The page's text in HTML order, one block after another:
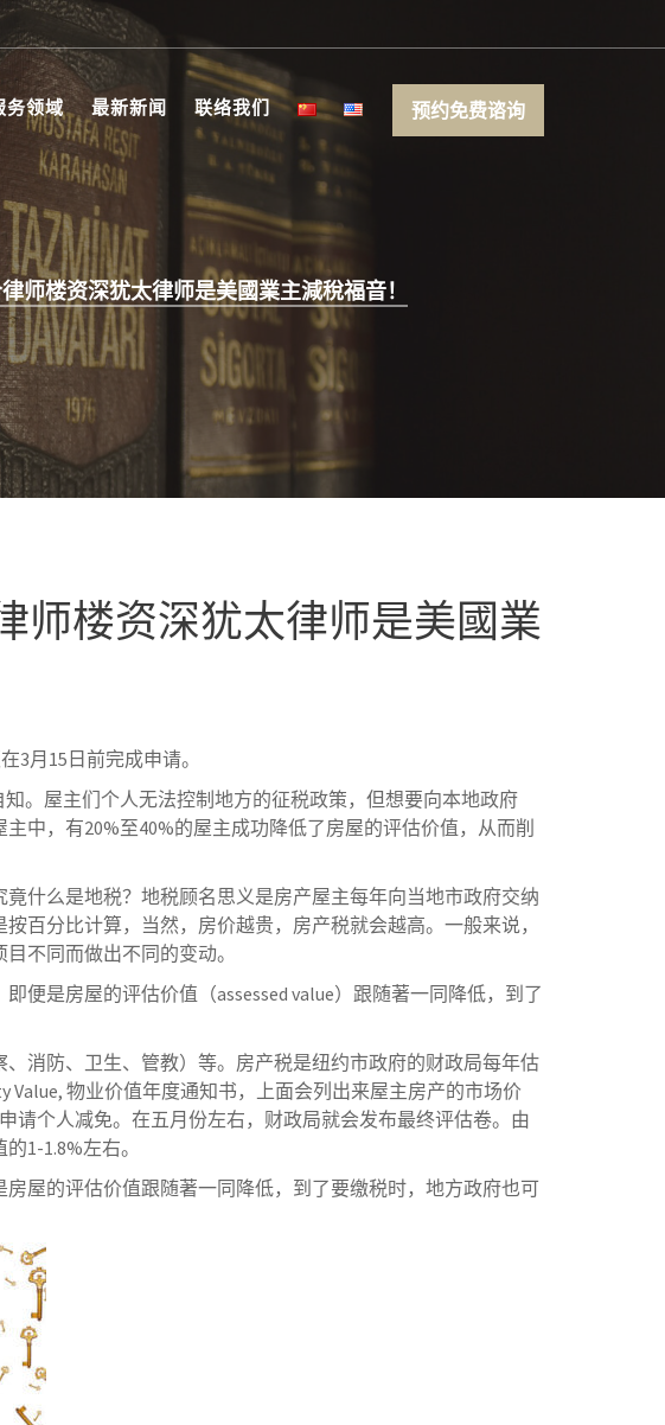
预约免费谘询
务领域 最新新闻 联络我们
师楼资深犹太律师是美國業主減稅福音！
师楼资深犹太律师是美國業
3月15日前完成申请。
。屋主们个人无法控制地方的征税政策，但想要向本地政府
中，有20%至40%的屋主成功降低了房屋的评估价值，从而削
什么是地税？地税顾名思义是房产屋主每年向当地市政府交纳
百分比计算，当然，房价越贵，房产税就会越高。一般来说，
不同而做出不同的变动。
便是房屋的评估价值（assessed value）跟随著一同降低，到了
消防、卫生、管教）等。房产税是纽约市政府的财政局每年估
物业价值年度通知书，上面会列出来屋主房产的市场价
请个人减免。在五月份左右，财政局就会发布最终评估卷。由
1-1.8%左右。
屋的评估价值跟随著一同降低，到了要缴税时，地方政府也可